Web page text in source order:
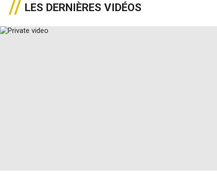
LES DERNIÈRES VIDÉOS